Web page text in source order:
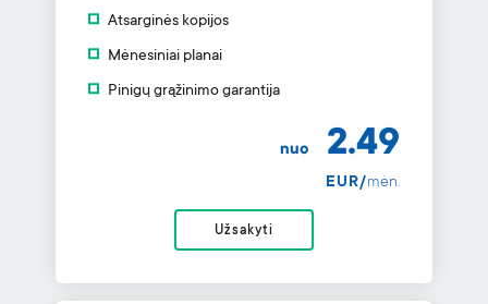
Atsarginės kopijos
Mėnesiniai planai
Pinigų grąžinimo garantija
nuo 2.49
EUR/mėn.
Užsakyti